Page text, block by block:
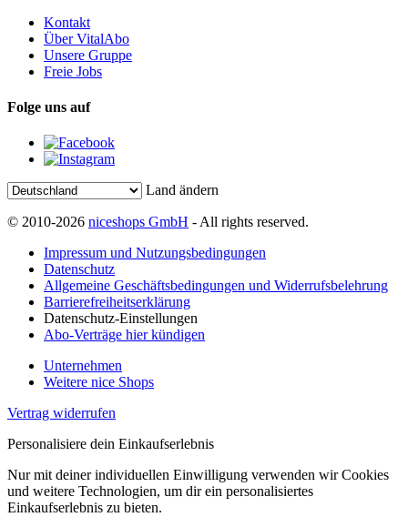
Kontakt
Über VitalAbo
Unsere Gruppe
Freie Jobs
Folge uns auf
Land ändern
© 2010-2026 niceshops GmbH - All rights reserved.
Impressum und Nutzungsbedingungen
Datenschutz
Allgemeine Geschäftsbedingungen und Widerrufsbelehrung
Barrierefreiheitserklärung
Datenschutz-Einstellungen
Abo-Verträge hier kündigen
Unternehmen
Weitere nice Shops
Vertrag widerrufen
Personalisiere dein Einkaufserlebnis
Nur mit deiner individuellen Einwilligung verwenden wir Cookies
und weitere Technologien, um dir ein personalisiertes
Einkaufserlebnis zu bieten.